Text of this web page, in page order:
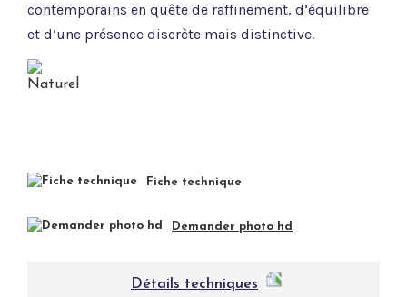
contemporains en quête de raffinement, d’équilibre
et d’une présence discrète mais distinctive.
Fiche technique
Demander photo hd
Détails techniques